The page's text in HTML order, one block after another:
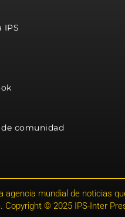
IPS
de comunidad
mundial de noticias
© 2025 IPS-Inter